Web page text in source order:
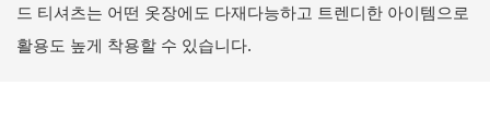
드 티셔츠는 어떤 옷장에도 다재다능하고 트렌디한 아이템으로
활용도 높게 착용할 수 있습니다.